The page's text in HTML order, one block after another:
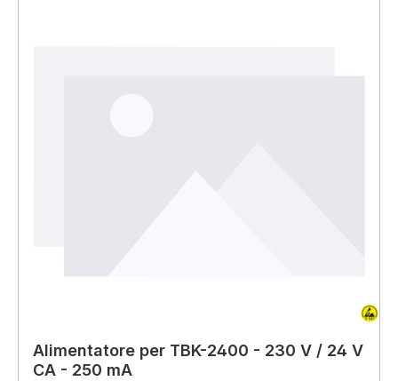
Alimentatore per TBK-2400 - 230 V / 24 V
CA - 250 mA